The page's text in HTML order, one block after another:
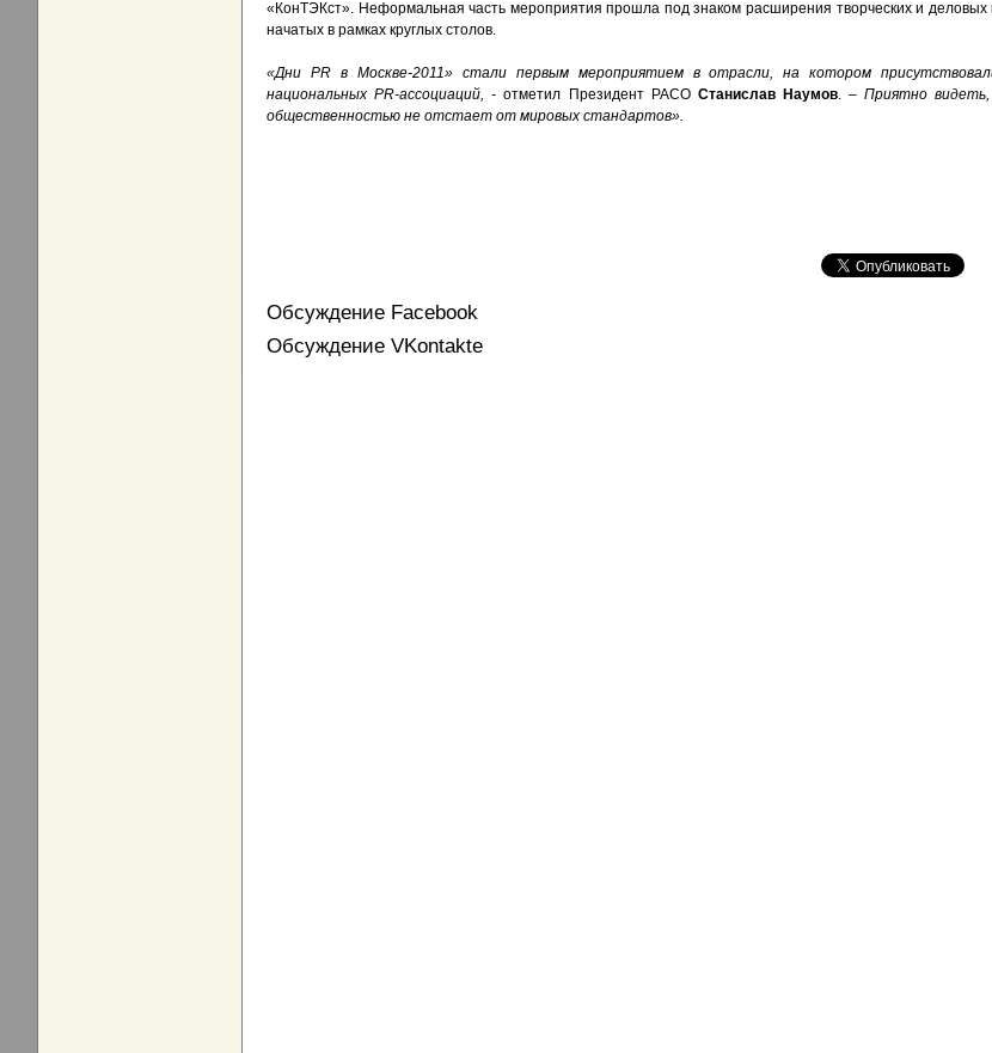
«КонТЭКст». Неформальная часть мероприятия прошла под знаком расширения творческих и деловых
начатых в рамках круглых столов.
«Дни PR в Москве-2011» стали первым мероприятием в отрасли, на котором
национальныхPR-ассоциаций, -отметил Президент РАСО Станислав Наумов.– Приятно видеть,
общественностью не отстает от мировых стандартов».
Обсуждение Facebook
Обсуждение VKontakte